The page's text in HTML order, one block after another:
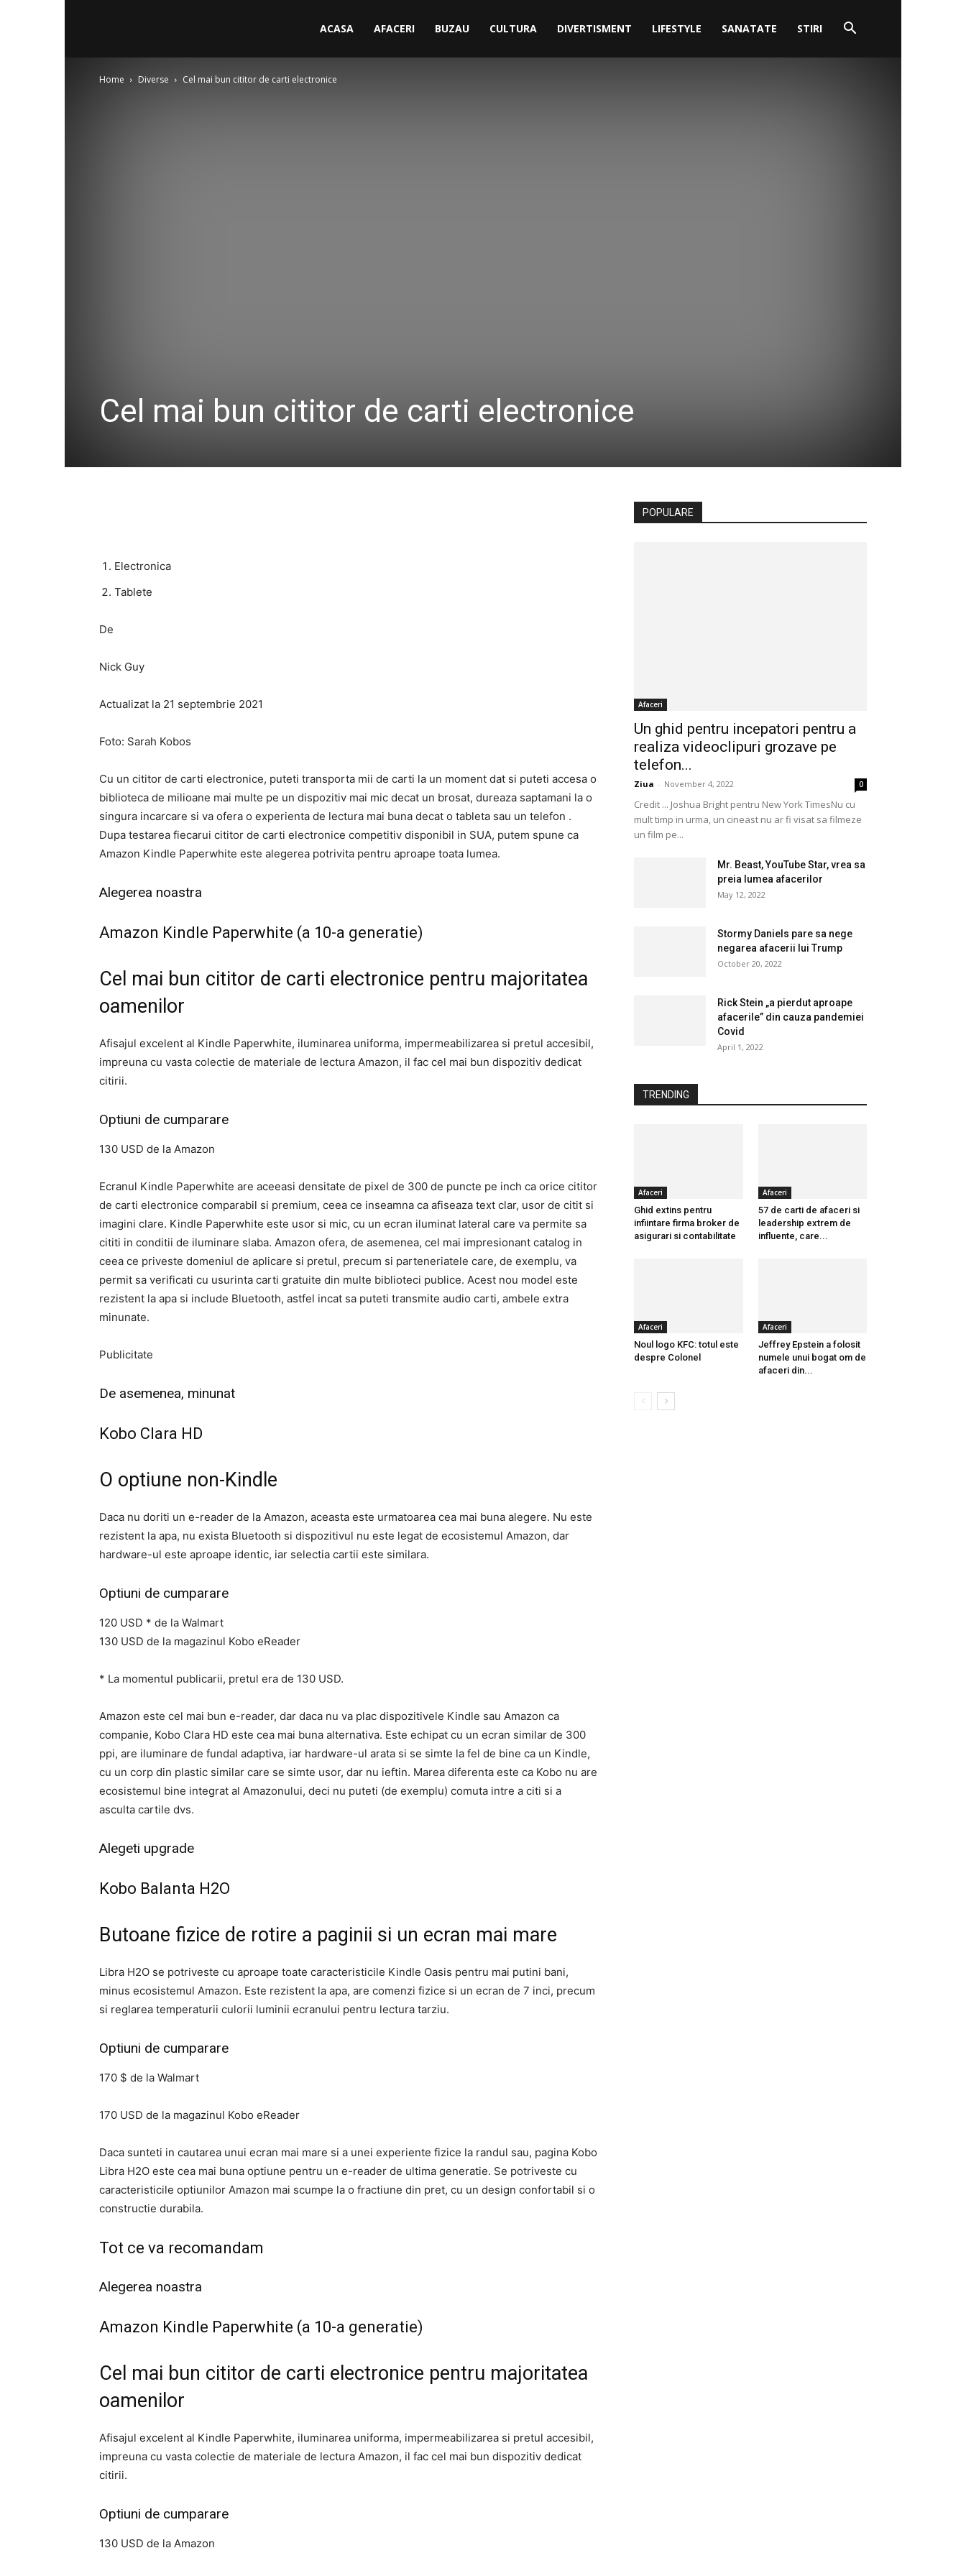
ACASA AFACERI BUZAU CULTURA DIVERTISMENT LIFESTYLE SANATATE STIRI
Home Diverse Cel mai bun cititor de carti electronice
Cel mai bun cititor de carti electronice
Electronica
Tablete
De
Nick Guy
Actualizat la 21 septembrie 2021
Foto: Sarah Kobos
Cu un cititor de carti electronice, puteti transporta mii de carti la un moment dat si puteti accesa o
biblioteca de milioane mai multe pe un dispozitiv mai mic decat un brosat, dureaza saptamani la o
singura incarcare si va ofera o experienta de lectura mai buna decat o tableta sau un telefon .
Dupa testarea fiecarui cititor de carti electronice competitiv disponibil in SUA, putem spune ca
Amazon Kindle Paperwhite este alegerea potrivita pentru aproape toata lumea.
Alegerea noastra
Amazon Kindle Paperwhite (a 10-a generatie)
Cel mai bun cititor de carti electronice pentru majoritatea
oamenilor
Afisajul excelent al Kindle Paperwhite, iluminarea uniforma, impermeabilizarea si pretul accesibil,
impreuna cu vasta colectie de materiale de lectura Amazon, il fac cel mai bun dispozitiv dedicat
citirii.
Optiuni de cumparare
130 USD de la Amazon
Ecranul Kindle Paperwhite are aceeasi densitate de pixel de 300 de puncte pe inch ca orice cititor
de carti electronice comparabil si premium, ceea ce inseamna ca afiseaza text clar, usor de citit si
imagini clare. Kindle Paperwhite este usor si mic, cu un ecran iluminat lateral care va permite sa
cititi in conditii de iluminare slaba. Amazon ofera, de asemenea, cel mai impresionant catalog in
ceea ce priveste domeniul de aplicare si pretul, precum si parteneriatele care, de exemplu, va
permit sa verificati cu usurinta carti gratuite din multe biblioteci publice. Acest nou model este
rezistent la apa si include Bluetooth, astfel incat sa puteti transmite audio carti, ambele extra
minunate.
Publicitate
De asemenea, minunat
Kobo Clara HD
O optiune non-Kindle
Daca nu doriti un e-reader de la Amazon, aceasta este urmatoarea cea mai buna alegere. Nu este
rezistent la apa, nu exista Bluetooth si dispozitivul nu este legat de ecosistemul Amazon, dar
hardware-ul este aproape identic, iar selectia cartii este similara.
Optiuni de cumparare
120 USD * de la Walmart
130 USD de la magazinul Kobo eReader
* La momentul publicarii, pretul era de 130 USD.
Amazon este cel mai bun e-reader, dar daca nu va plac dispozitivele Kindle sau Amazon ca
companie, Kobo Clara HD este cea mai buna alternativa. Este echipat cu un ecran similar de 300
ppi, are iluminare de fundal adaptiva, iar hardware-ul arata si se simte la fel de bine ca un Kindle,
cu un corp din plastic similar care se simte usor, dar nu ieftin. Marea diferenta este ca Kobo nu are
ecosistemul bine integrat al Amazonului, deci nu puteti (de exemplu) comuta intre a citi si a
asculta cartile dvs.
Alegeti upgrade
Kobo Balanta H2O
Butoane fizice de rotire a paginii si un ecran mai mare
Libra H2O se potriveste cu aproape toate caracteristicile Kindle Oasis pentru mai putini bani,
minus ecosistemul Amazon. Este rezistent la apa, are comenzi fizice si un ecran de 7 inci, precum
si reglarea temperaturii culorii luminii ecranului pentru lectura tarziu.
Optiuni de cumparare
170 $ de la Walmart
170 USD de la magazinul Kobo eReader
Daca sunteti in cautarea unui ecran mai mare si a unei experiente fizice la randul sau, pagina Kobo
Libra H2O este cea mai buna optiune pentru un e-reader de ultima generatie. Se potriveste cu
caracteristicile optiunilor Amazon mai scumpe la o fractiune din pret, cu un design confortabil si o
constructie durabila.
Tot ce va recomandam
Alegerea noastra
Amazon Kindle Paperwhite (a 10-a generatie)
Cel mai bun cititor de carti electronice pentru majoritatea
oamenilor
Afisajul excelent al Kindle Paperwhite, iluminarea uniforma, impermeabilizarea si pretul accesibil,
impreuna cu vasta colectie de materiale de lectura Amazon, il fac cel mai bun dispozitiv dedicat
citirii.
Optiuni de cumparare
130 USD de la Amazon
POPULARE
Afaceri
Un ghid pentru incepatori pentru a
realiza videoclipuri grozave pe
telefon...
Ziua - November 4, 2022 0
Credit ... Joshua Bright pentru New York TimesNu cu
mult timp in urma, un cineast nu ar fi visat sa filmeze
un film pe...
Mr. Beast, YouTube Star, vrea sa
preia lumea afacerilor
May 12, 2022
Stormy Daniels pare sa nege
negarea afacerii lui Trump
October 20, 2022
Rick Stein „a pierdut aproape
afacerile” din cauza pandemiei
Covid
April 1, 2022
TRENDING
Afaceri
Ghid extins pentru
infiintare firma broker de
asigurari si contabilitate
Afaceri
57 de carti de afaceri si
leadership extrem de
influente, care...
Afaceri
Noul logo KFC: totul este
despre Colonel
Afaceri
Jeffrey Epstein a folosit
numele unui bogat om de
afaceri din...